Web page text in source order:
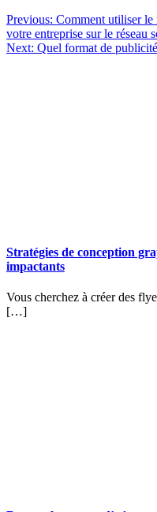
Navigation
de
Previous: Comment utiliser
votre entreprise sur le réseau
Next: Quel format de
Stratégies de conception
impactants
Vous cherchez à créer des
[…]